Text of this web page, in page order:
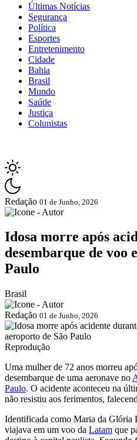
Últimas Notícias
Segurança
Política
Esportes
Entretenimento
Cidade
Bahia
Brasil
Mundo
Saúde
Justiça
Colunistas
Redação 01 de Junho, 2026
Idosa morre após
desembarque de voo
Paulo
Brasil
Redação 01 de Junho, 2026
Reprodução
Uma mulher de 72 anos morreu
desembarque de uma aeronave no
Paulo. O acidente aconteceu na
não resistiu aos ferimentos,
Identificada como Maria da Glória
viajava em um voo da Latam que